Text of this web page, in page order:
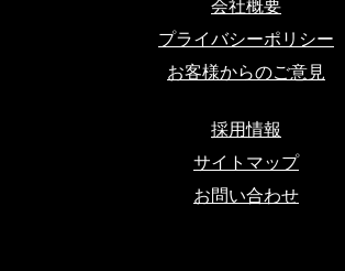
会社概要
プライバシーポリシー
お客様からのご意見
採用情報
サイトマップ
お問い合わせ